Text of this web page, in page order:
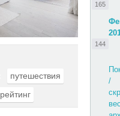
165
144
/
путешествия
рейтинг